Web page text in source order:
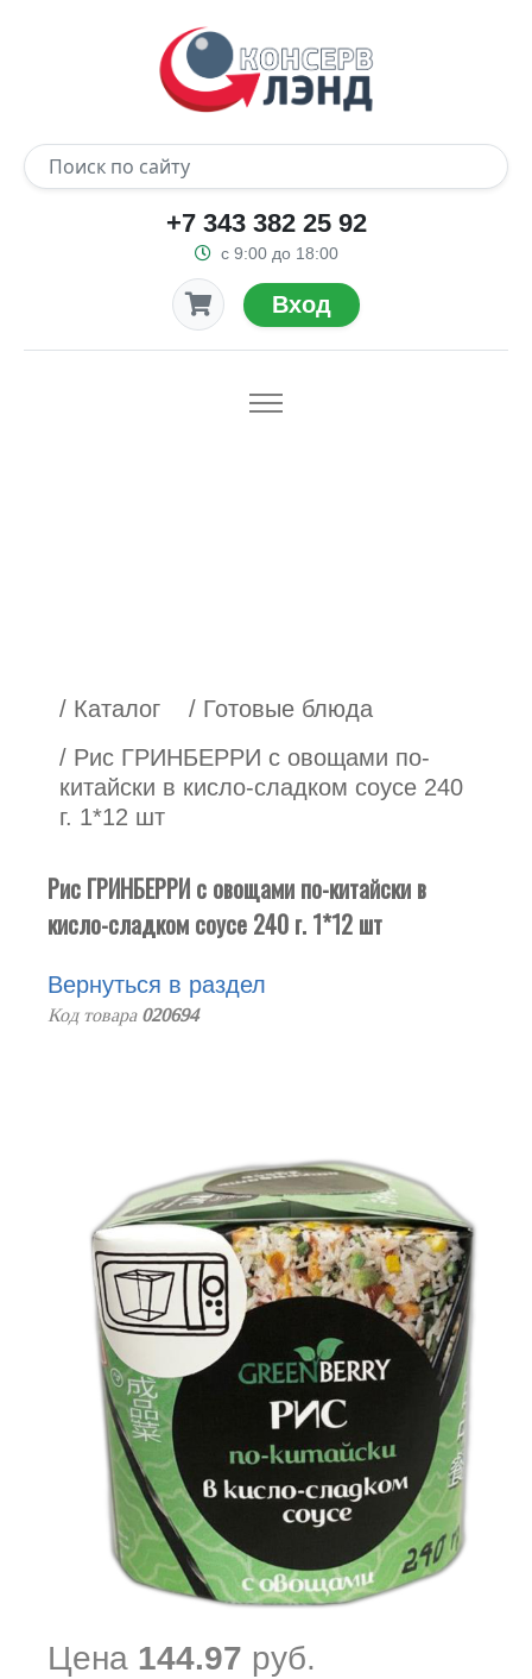
+7 343 382 25 92
с 9:00 до 18:00
Вход
/ Каталог
/ Готовые блюда
/ Рис ГРИНБЕРРИ с овощами по-
китайски в кисло-сладком соусе 240
г. 1*12 шт
Рис ГРИНБЕРРИ с овощами по-китайски в
кисло-сладком соусе 240 г. 1*12 шт
Вернуться в раздел
Код товара 020694
Цена 144.97 руб.